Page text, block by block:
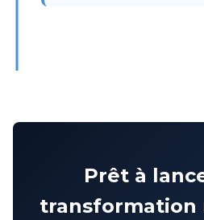
Prêt à
transformation